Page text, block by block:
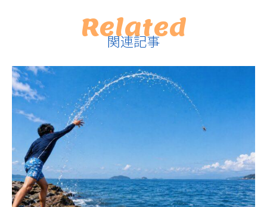
Related
関連記事